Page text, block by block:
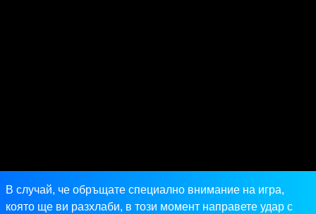
В случай, че обръщате специално внимание на игра,
която ще ви разхлаби, в този момент направете удар с